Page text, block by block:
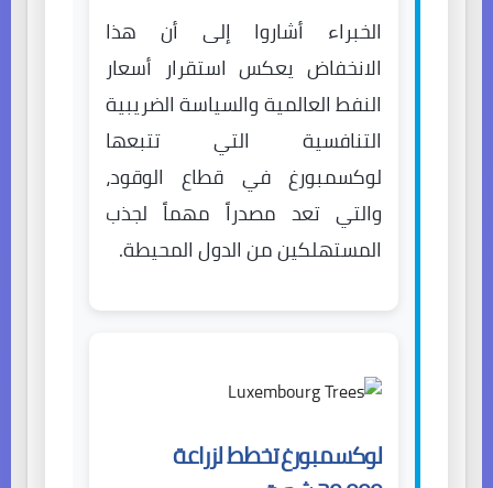
الخبراء أشاروا إلى أن هذا
الانخفاض يعكس استقرار أسعار
النفط العالمية والسياسة الضريبية
التنافسية التي تتبعها
لوكسمبورغ في قطاع الوقود،
والتي تعد مصدراً مهماً لجذب
المستهلكين من الدول المحيطة.
لوكسمبورغ تخطط لزراعة